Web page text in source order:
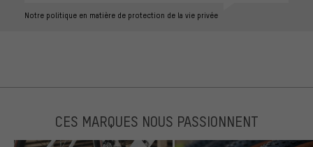
Notre politique en matière de protection de la vie privée
CES MARQUES NOUS PASSIONNENT